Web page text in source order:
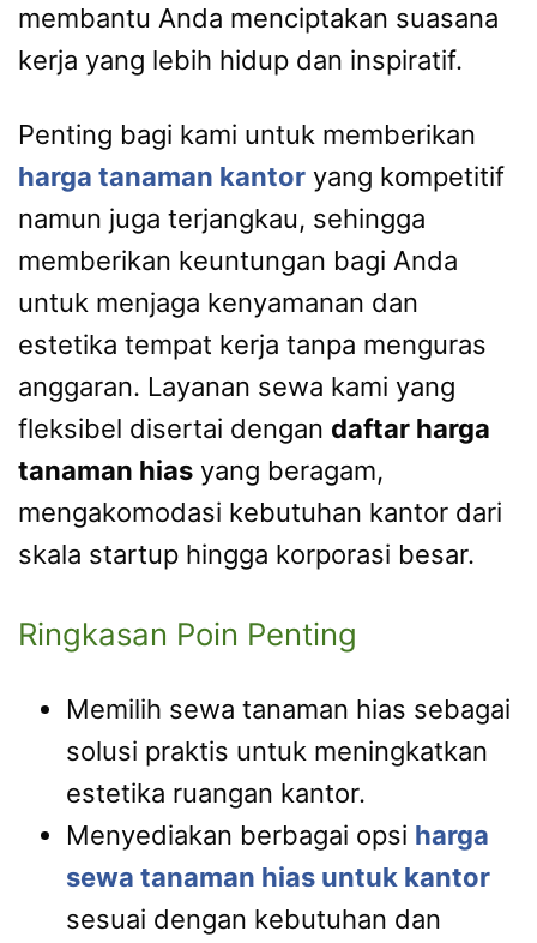
membantu Anda menciptakan suasana
kerja yang lebih hidup dan inspiratif.
Penting bagi kami untuk memberikan
harga tanaman kantor yang kompetitif
namun juga terjangkau, sehingga
memberikan keuntungan bagi Anda
untuk menjaga kenyamanan dan
estetika tempat kerja tanpa menguras
anggaran. Layanan sewa kami yang
fleksibel disertai dengan daftar harga
tanaman hias yang beragam,
mengakomodasi kebutuhan kantor dari
skala startup hingga korporasi besar.
Ringkasan Poin Penting
Memilih sewa tanaman hias sebagai
solusi praktis untuk meningkatkan
estetika ruangan kantor.
Menyediakan berbagai opsi harga
sewa tanaman hias untuk kantor
sesuai dengan kebutuhan dan